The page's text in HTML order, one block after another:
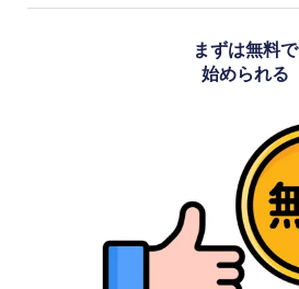
まずは無料で
始められる